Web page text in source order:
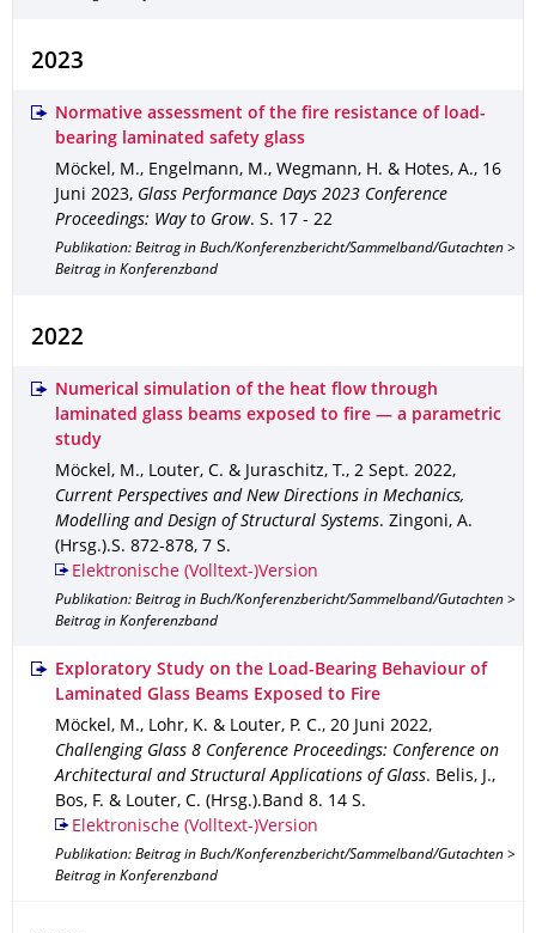
2023
Normative assessment of the fire resistance of load-
bearing laminated safety glass
Möckel, M., Engelmann, M., Wegmann, H. & Hotes, A., 16
Juni 2023, Glass Performance Days 2023 Conference
Proceedings: Way to Grow. S. 17 - 22
Publikation: Beitrag in Buch/Konferenzbericht/Sammelband/Gutachten >
Beitrag in Konferenzband
2022
Numerical simulation of the heat flow through
laminated glass beams exposed to fire — a parametric
study
Möckel, M., Louter, C. & Juraschitz, T., 2 Sept. 2022,
Current Perspectives and New Directions in Mechanics,
Modelling and Design of Structural Systems. Zingoni, A.
(Hrsg.).S. 872-878, 7 S.
Elektronische (Volltext-)Version
Publikation: Beitrag in Buch/Konferenzbericht/Sammelband/Gutachten >
Beitrag in Konferenzband
Exploratory Study on the Load-Bearing Behaviour of
Laminated Glass Beams Exposed to Fire
Möckel, M., Lohr, K. & Louter, P. C., 20 Juni 2022,
Challenging Glass 8 Conference Proceedings: Conference on
Architectural and Structural Applications of Glass. Belis, J.,
Bos, F. & Louter, C. (Hrsg.). Band 8. 14 S.
Elektronische (Volltext-)Version
Publikation: Beitrag in Buch/Konferenzbericht/Sammelband/Gutachten >
Beitrag in Konferenzband